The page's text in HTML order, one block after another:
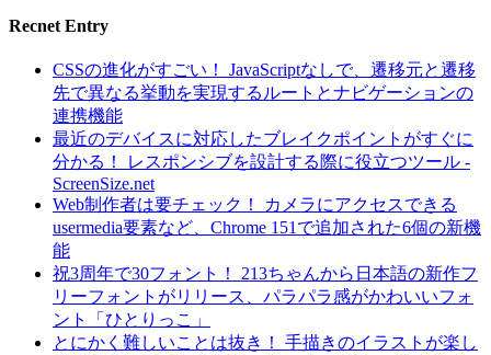
Recnet Entry
CSSの進化がすごい！ JavaScriptなしで、遷移元と遷移
先で異なる挙動を実現するルートとナビゲーションの
連携機能
最近のデバイスに対応したブレイクポイントがすぐに
分かる！ レスポンシブを設計する際に役立つツール -
ScreenSize.net
Web制作者は要チェック！ カメラにアクセスできる
usermedia要素など、Chrome 151で追加された6個の新機
能
祝3周年で30フォント！ 213ちゃんから日本語の新作フ
リーフォントがリリース、パラパラ感がかわいいフォ
ント「ひとりっこ」
とにかく難しいことは抜き！ 手描きのイラストが楽し